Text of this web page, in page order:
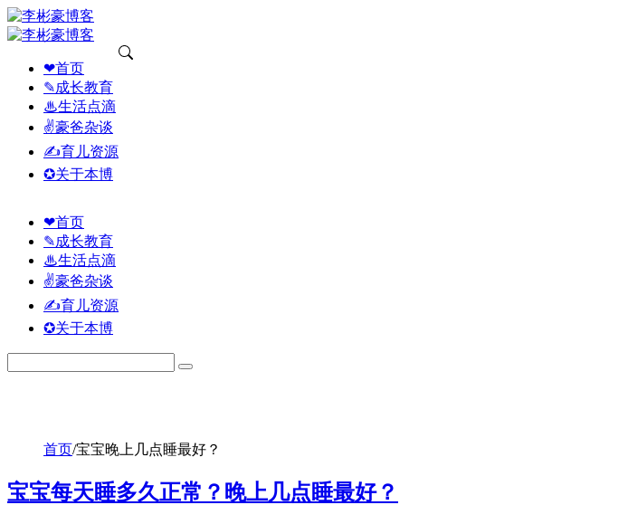
❤首页
✎成长教育
♨生活点滴
✌豪爸杂谈
✍育儿资源
✪关于本博
❤首页
✎成长教育
♨生活点滴
✌豪爸杂谈
✍育儿资源
✪关于本博
首页/宝宝晚上几点睡最好？
宝宝每天睡多久正常？晚上几点睡最好？